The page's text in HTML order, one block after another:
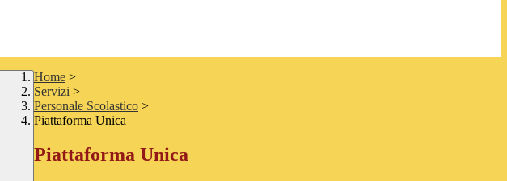
Home >
Servizi >
Personale Scolastico >
Piattaforma Unica
Piattaforma Unica